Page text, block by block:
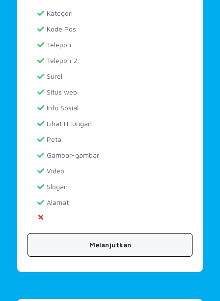
Kategori
Kode Pos
Telepon
Telepon 2
Surel
Situs web
Info Sosial
Lihat Hitungan
Peta
Gambar-gambar
Video
Slogan
Alamat
Melanjutkan